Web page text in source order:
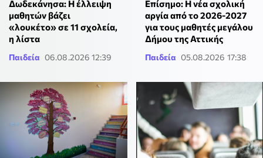
Δωδεκάνησα: Η έλλειψη
μαθητών βάζει
«λουκέτο» σε 11 σχολεία,
η λίστα
Παιδεία 06.08.2026 12:39
Επίσημο: Η νέα σχολική
αργία από το 2026-2027
για τους μαθητές μεγάλου
Δήμου της Αττικής
Παιδεία 05.08.2026 17:38